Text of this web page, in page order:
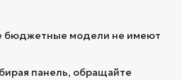
бюджетные модели не имеют
панель, обращайте